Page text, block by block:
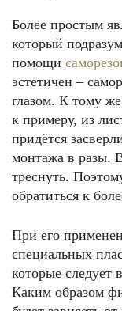
Более простым
который
помощи
эстетичен –
глазом. К тому
к примеру, из
придётся
монтажа в разы.
треснуть.
обратиться к
При его
специальных
которые следует
Каким образом